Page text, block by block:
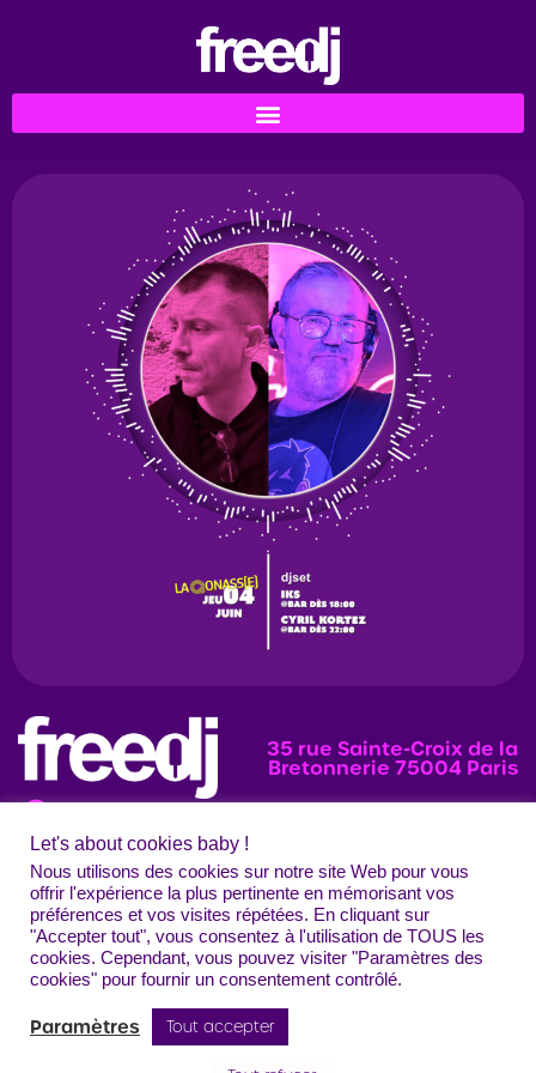
35 rue Sainte-Croix de la
Bretonnerie 75004 Paris
News Programmation Évènements
Photos
ContactMentions légalesConfidentialitéCGUCrédits
Freedj Paris – Tous droits réservés
Let's about cookies baby !
Nous utilisons des cookies sur notre site Web pour vous
offrir l'expérience la plus pertinente en mémorisant vos
préférences et vos visites répétées. En cliquant sur
"Accepter tout", vous consentez à l'utilisation de TOUS les
cookies. Cependant, vous pouvez visiter "Paramètres des
cookies" pour fournir un consentement contrôlé.
Paramètres Tout accepter